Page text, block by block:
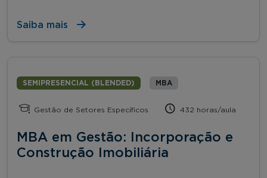
Saiba mais
SEMIPRESENCIAL (BLENDED) MBA
Gestão de Setores Específicos 432 horas/aula
MBA em Gestão: Incorporação e
Construção Imobiliária